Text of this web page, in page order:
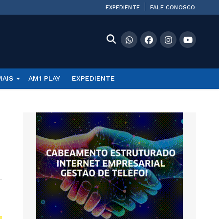
EXPEDIENTE FALE CONOSCO
AM1 PLAY EXPEDIENTE